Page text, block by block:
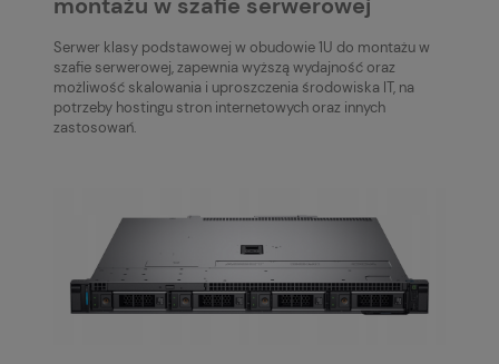
montażu w szafie serwerowej
Serwer klasy podstawowej w obudowie 1U do montażu w
szafie serwerowej, zapewnia wyższą wydajność oraz
możliwość skalowania i uproszczenia środowiska IT, na
potrzeby hostingu stron internetowych oraz innych
zastosowań.